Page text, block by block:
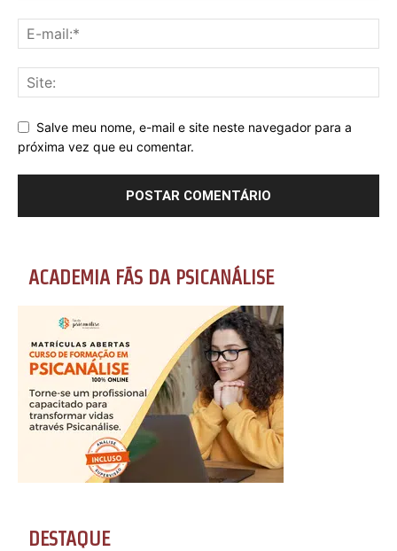
Salve meu nome, e-mail e site neste navegador para a
próxima vez que eu comentar.
ACADEMIA FÃS DA PSICANÁLISE
DESTAQUE